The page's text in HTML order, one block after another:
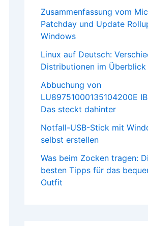
Zusammenfassung vom
Patchday und Update
Windows
Linux auf Deutsch:
Distributionen im Überblick
Abbuchung von
LU89751000135104200E
Das steckt dahinter
Notfall-USB-Stick mit
selbst erstellen
Was beim Zocken tragen:
besten Tipps für das
Outfit